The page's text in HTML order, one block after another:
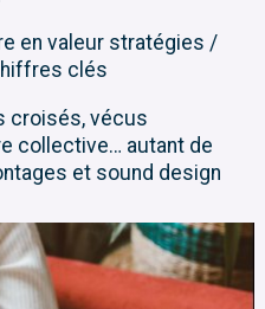
en valeur stratégies /
clés
croisés, vécus
collective… autant de
et sound design